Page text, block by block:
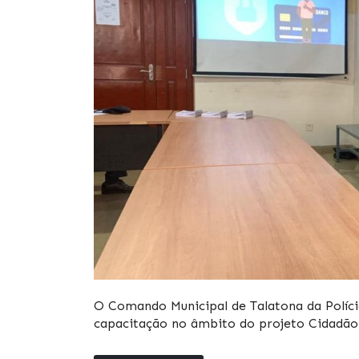
O Comando Municipal de Talatona da
capacitação no âmbito do projeto